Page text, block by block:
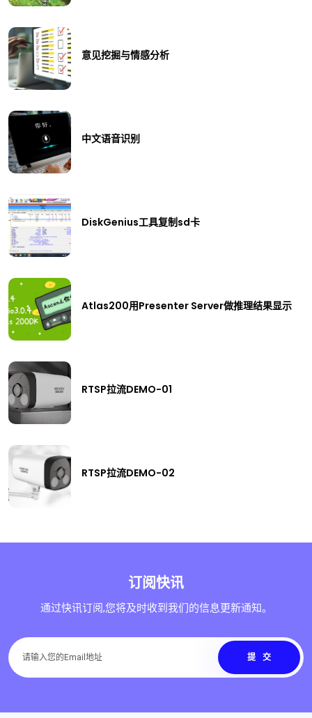
意见挖掘与情感分析
中文语音识别
DiskGenius工具复制sd卡
Atlas200用Presenter Server做推理结果显示
RTSP拉流DEMO-01
RTSP拉流DEMO-02
订阅快讯
通过快讯订阅,您将及时收到我们的信息更新通知。
提交